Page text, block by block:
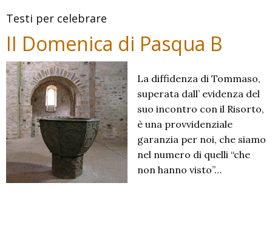
Testi per celebrare
II Domenica di Pasqua B
La diffidenza di Tommaso,
superata dall’ evidenza del
suo incontro con il Risorto,
è una provvidenziale
garanzia per noi, che siamo
nel numero di quelli “che
non hanno visto”…